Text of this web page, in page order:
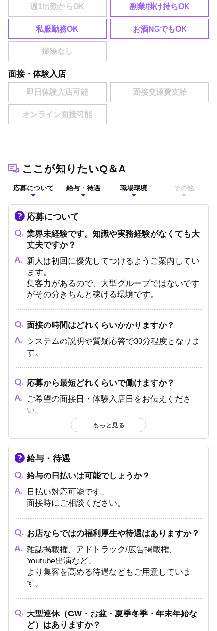
副業/掛け持ちOK
私服勤務OK お酒NGでもOK
面接・体験入店
ここが知りたいQ＆A
応募について 給与・待遇 職場環境 その他
応募について
業界未経験です。知識や実務経験がなくても大
丈夫ですか？
新人は初回に優先してつけるようご案内してい
ます。
集客力があるので、大型グループではないです
がその分きちんと稼げる環境です。
面接の時間はどれくらいかかりますか？
システムの説明や質疑応答で30分程度となりま
す。
応募から最短どれくらいで働けますか？
ご希望の面接日・体験入店日をお伝えくださ
い。
イベントなどの状況によりますが、なるべく柔
軟に対応いたします。
面接の際に必要な持ち物を教えてください。
（履歴書、免許証など）
年齢確認のできる身分証をお持ちください。
遠方・他府県からの応募はできますか？
遠方からの方も大歓迎です！上阪費用サポート
可能です。
何歳まで採用してくれますか？
もっと見る
給与・待遇
給与の日払いは可能でしょうか？
日払い対応可能です。
面接時にご相談ください。
お店ならではの福利厚生や待遇はありますか？
雑誌掲載権、アドトラック/広告掲載権、
Youtube出演など。
より集客を高める待遇などもご用意していま
す。
大型連休（GW・お盆・夏季冬季・年末年始な
ど）はありますか？